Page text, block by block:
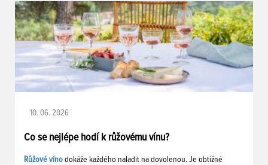
10. 06. 2026
Co se nejlépe hodí k růžovému vínu?
Růžové víno dokáže každého naladit na dovolenou. Je obtížné